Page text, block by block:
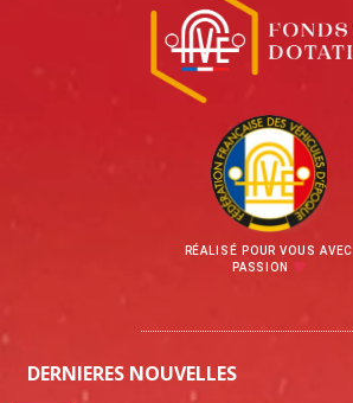
RÉALISÉ POUR VOUS AVEC
PASSION
DERNIERES NOUVELLES